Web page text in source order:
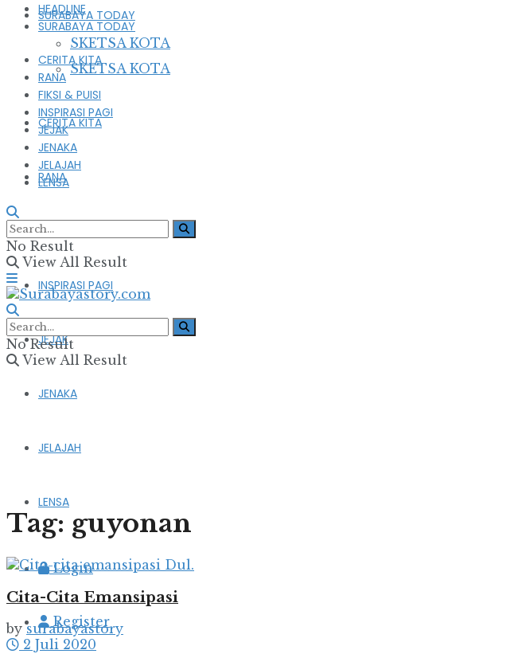
SURABAYA TODAY
SKETSA KOTA
CERITA KITA
RANA
FIKSI & PUISI
INSPIRASI PAGI
JEJAK
JENAKA
JELAJAH
LENSA
Login
Register
HEADLINE
SURABAYA TODAY
SKETSA KOTA
CERITA KITA
RANA
FIKSI & PUISI
INSPIRASI PAGI
JEJAK
JENAKA
JELAJAH
LENSA
No Result
View All Result
No Result
View All Result
Tag: guyonan
Cita-Cita Emansipasi
by surabayastory
2 Juli 2020